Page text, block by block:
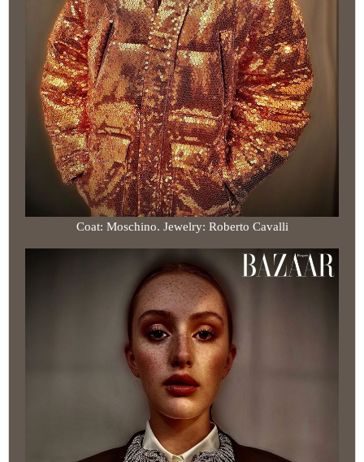
Coat: Moschino. Jewelry: Roberto Cavalli